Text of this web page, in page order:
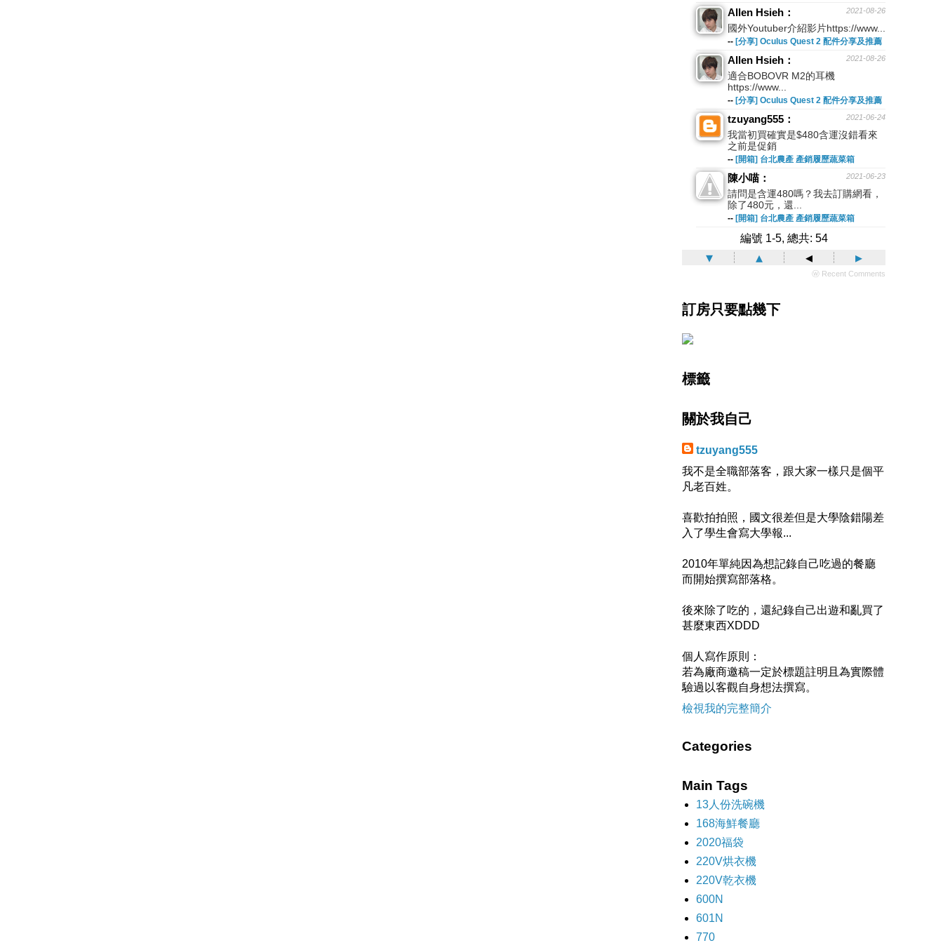
2021-08-26
Allen Hsieh：
國外Youtuber介紹影片https://www...
-- [分享] Oculus Quest 2 配件分享及推薦
2021-08-26
Allen Hsieh：
適合BOBOVR M2的耳機
https://www...
-- [分享] Oculus Quest 2 配件分享及推薦
2021-06-24
tzuyang555：
我當初買確實是$480含運沒錯看來
之前是促銷
-- [開箱] 台北農產 產銷履歷蔬菜箱
2021-06-23
陳小喵：
請問是含運480嗎？我去訂購網看，
除了480元，還...
-- [開箱] 台北農產 產銷履歷蔬菜箱
編號 1-5, 總共: 54
▾ ▴ ◂ ▸
ⓦ Recent Comments
訂房只要點幾下
標籤
關於我自己
tzuyang555
我不是全職部落客，跟大家一樣只是個平
凡老百姓。
喜歡拍拍照，國文很差但是大學陰錯陽差
入了學生會寫大學報...
2010年單純因為想記錄自己吃過的餐廳
而開始撰寫部落格。
後來除了吃的，還紀錄自己出遊和亂買了
甚麼東西XDDD
個人寫作原則：
若為廠商邀稿一定於標題註明且為實際體
驗過以客觀自身想法撰寫。
檢視我的完整簡介
Categories
Main Tags
13人份洗碗機
168海鮮餐廳
2020福袋
220V烘衣機
220V乾衣機
600N
601N
770